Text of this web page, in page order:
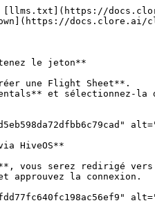
[llms.txt](https://
le jeton**
une Flight Sheet**.
et sélectionnez-
HiveOS**
vous serez redirigé
approuvez la connexion.